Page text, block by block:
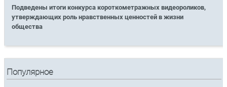
Подведены итоги конкурса короткометражных видеороликов,
утверждающих роль нравственных ценностей в жизни
общества
Популярное